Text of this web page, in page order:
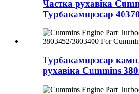
Частка рухавіка
Турбакампрэсар
Турбакампрэсар
рухавіка Cummins